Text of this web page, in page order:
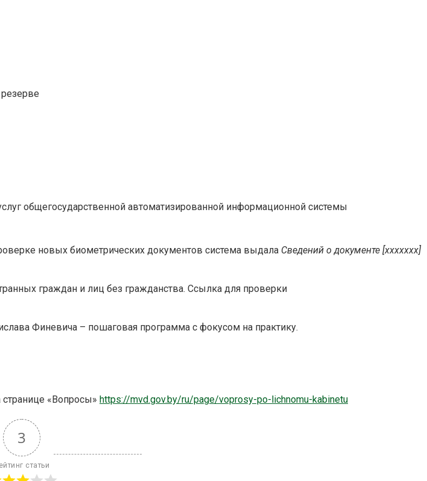
общегосударственной автоматизированной информационной системы
новых биометрических документов система выдала Сведений о документе [ххххххх]
граждан и лиц без гражданства. Ссылка для проверки
Финевича – пошаговая программа с фокусом на практику.
«Вопросы» https://mvd.gov.by/ru/page/voprosy-po-lichnomu-kabinetu
3
статьи